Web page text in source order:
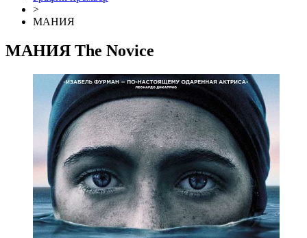
>
МАНИЯ
МАНИЯ The Novice